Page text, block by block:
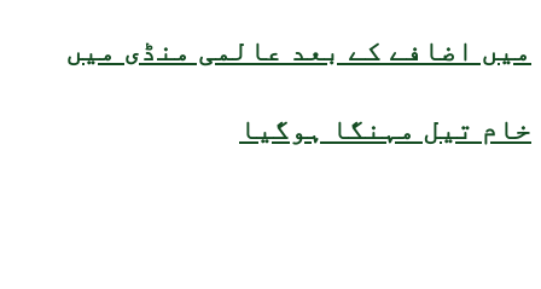
میں اضافے کے بعد عالمی منڈی میں
خام تیل مہنگا ہوگیا